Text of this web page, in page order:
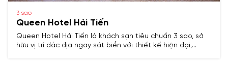
3 sao
Queen Hotel Hải Tiến
Queen Hotel Hải Tiến là khách sạn tiêu chuẩn 3 sao, sở
hữu vị trí đắc địa ngay sát biển với thiết kế hiện đại,